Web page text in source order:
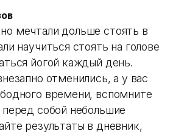
мечтали дольше стоять в
научиться стоять на голове
йогой каждый день.
отменились, а у вас
времени, вспомните
собой небольшие
результаты в дневник,